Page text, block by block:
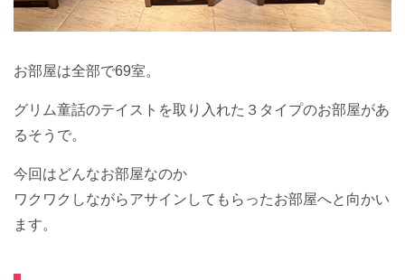
お部屋は全部で69室。
グリム童話のテイストを取り入れた３タイプのお部屋があ
るそうで。
今回はどんなお部屋なのか
ワクワクしながらアサインしてもらったお部屋へと向かい
ます。